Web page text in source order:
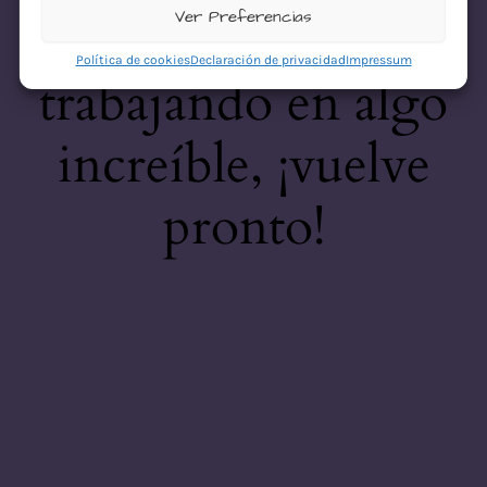
Ver Preferencias
Política de cookiesDeclaración de privacidadImpressum
desastre! Estamos
trabajando en algo
increíble, ¡vuelve
pronto!